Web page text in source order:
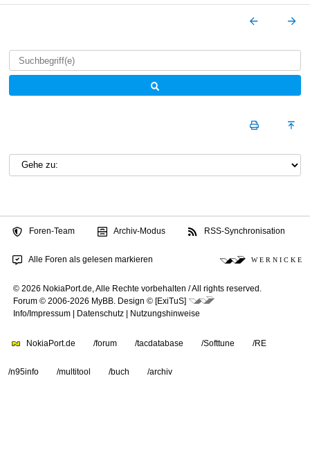
Foren-Team Archiv-Modus RSS-Synchronisation
Alle Foren als gelesen markieren W E R N I C K E
© 2026 NokiaPort.de, Alle Rechte vorbehalten /All rights reserved.
Forum © 2006-2026 MyBB
Design © [ExiTuS]
Info/Impressum
Datenschutz Nutzungshinweise
NokiaPort.de /forum /tacdatabase /Softtune /RE
/n95info /multitool /buch /archiv